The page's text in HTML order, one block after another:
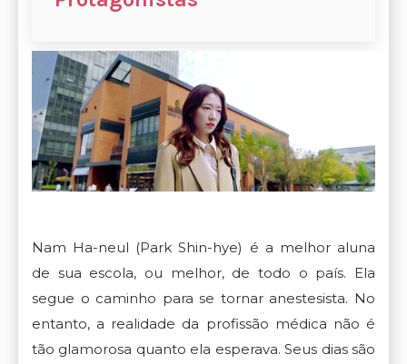
Nam Ha-neul (Park Shin-hye) é a melhor aluna
de sua escola, ou melhor, de todo o país. Ela
segue o caminho para se tornar anestesista. No
entanto, a realidade da profissão médica não é
tão glamorosa quanto ela esperava. Seus dias são